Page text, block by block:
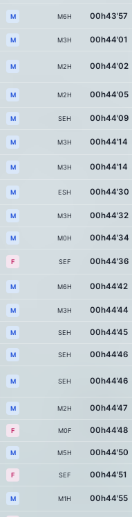
M M6H 00h43'57
M M3H 00h44'01
M M2H 00h44'02
M M2H 00h44'05
M SEH 00h44'09
M M3H 00h44'14
M M3H 00h44'14
M ESH 00h44'30
M M3H 00h44'32
M M0H 00h44'34
F SEF 00h44'36
M M6H 00h44'42
M M3H 00h44'44
M SEH 00h44'45
M SEH 00h44'46
M SEH 00h44'46
M M2H 00h44'47
F M0F 00h44'48
M M5H 00h44'50
F SEF 00h44'51
M M1H 00h44'55